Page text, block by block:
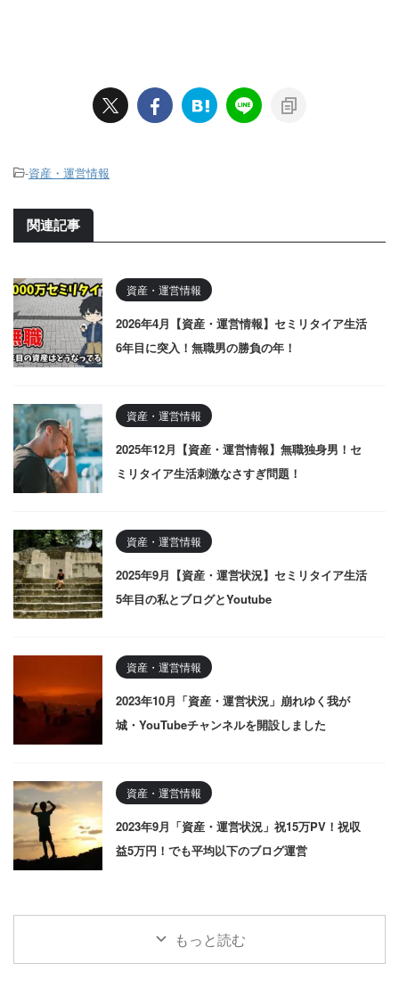
-資産・運営情報
関連記事
資産・運営情報
2026年4月【資産・運営情報】セミリタイア生活
6年目に突入！無職男の勝負の年！
資産・運営情報
2025年12月【資産・運営情報】無職独身男！セ
ミリタイア生活刺激なさすぎ問題！
資産・運営情報
2025年9月【資産・運営状況】セミリタイア生活
5年目の私とブログとYoutube
資産・運営情報
2023年10月「資産・運営状況」崩れゆく我が
城・YouTubeチャンネルを開設しました
資産・運営情報
2023年9月「資産・運営状況」祝15万PV！祝収
益5万円！でも平均以下のブログ運営
もっと読む